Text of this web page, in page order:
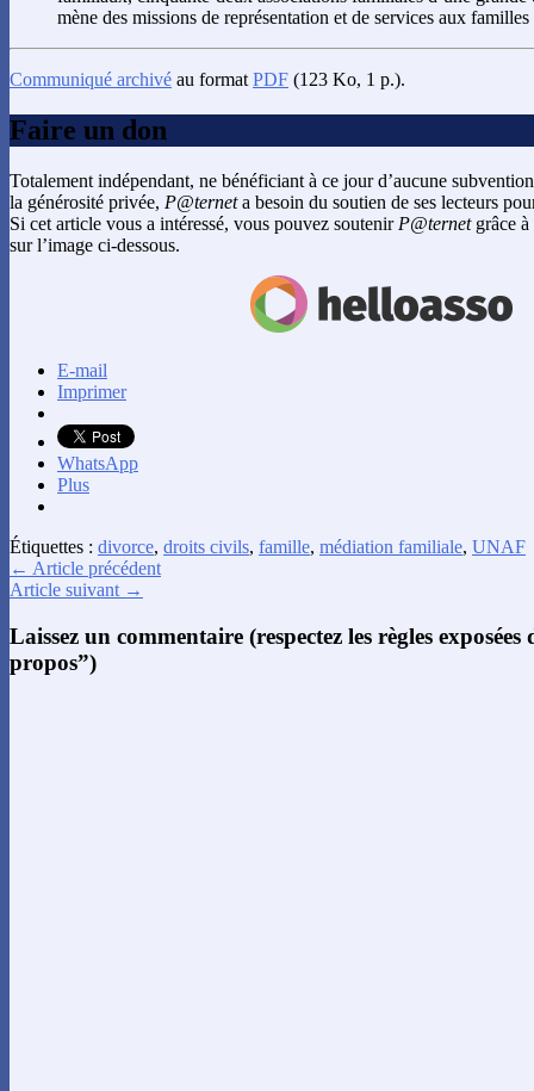
mène des missions de représentation et de services aux
Communiqué archivé au format PDF (123 Ko, 1 p.).
Faire un don
Totalement indépendant, ne bénéficiant à ce jour d’aucune
la générosité privée, P@terneta besoin du soutien de ses lecteurs
Si cet article vous a intéressé, vous pouvez soutenir P@ternetgrâce à
sur l’image ci-dessous.
E-mail
Imprimer
WhatsApp
Plus
Étiquettes : divorce, droits civils, famille, médiation familiale, UNAF
← Article précédent
Article suivant →
Laissez un commentaire (respectez les règles
propos”)